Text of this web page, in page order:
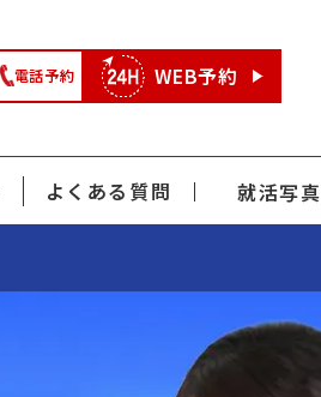
電話予約 WEB予約
よくある質問 就活写真